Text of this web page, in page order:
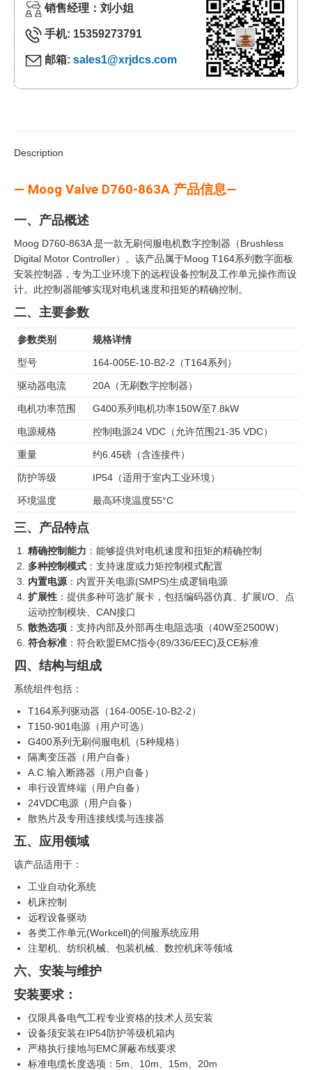
销售经理：刘小姐
手机: 15359273791
邮箱: sales1@xrjdcs.com
Description
— Moog Valve D760-863A 产品信息—
一、产品概述
Moog D760-863A 是一款无刷伺服电机数字控制器（Brushless
Digital Motor Controller）。该产品属于Moog T164系列数字面板
安装控制器，专为工业环境下的远程设备控制及工作单元操作而设
计。此控制器能够实现对电机速度和扭矩的精确控制。
二、主要参数
参数类别 规格详情
型号 164-005E-10-B2-2（T164系列）
驱动器电流 20A（无刷数字控制器）
电机功率范围 G400系列电机功率150W至7.8kW
电源规格 控制电源24 VDC（允许范围21-35 VDC）
重量 约6.45磅（含连接件）
防护等级 IP54（适用于室内工业环境）
环境温度 最高环境温度55°C
三、产品特点
精确控制能力 ：能够提供对电机速度和扭矩的精确控制
多种控制模式 ：支持速度或力矩控制模式配置
内置电源 ：内置开关电源(SMPS)生成逻辑电源
扩展性 ：提供多种可选扩展卡，包括编码器仿真、扩展I/O、点
运动控制模块、CAN接口
散热选项 ：支持内部及外部再生电阻选项（40W至2500W）
符合标准 ：符合欧盟EMC指令(89/336/EEC)及CE标准
四、结构与组成
系统组件包括：
T164系列驱动器（164-005E-10-B2-2）
T150-901电源（用户可选）
G400系列无刷伺服电机（5种规格）
隔离变压器（用户自备）
A.C.输入断路器（用户自备）
串行设置终端（用户自备）
24VDC电源（用户自备）
散热片及专用连接线缆与连接器
五、应用领域
该产品适用于：
工业自动化系统
机床控制
远程设备驱动
各类工作单元(Workcell)的伺服系统应用
注塑机、纺织机械、包装机械、数控机床等领域
六、安装与维护
安装要求：
仅限具备电气工程专业资格的技术人员安装
设备须安装在IP54防护等级机箱内
严格执行接地与EMC屏蔽布线要求
标准电缆长度选项：5m、10m、15m、20m